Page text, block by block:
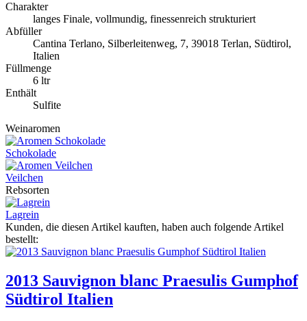
Charakter
langes Finale, vollmundig, finessenreich strukturiert
Abfüller
Cantina Terlano, Silberleitenweg, 7, 39018 Terlan, Südtirol,
Italien
Füllmenge
6 ltr
Enthält
Sulfite
Weinaromen
Schokolade
Veilchen
Rebsorten
Lagrein
Kunden, die diesen Artikel kauften, haben auch folgende Artikel
bestellt:
2013 Sauvignon blanc Praesulis Gumphof
Südtirol Italien